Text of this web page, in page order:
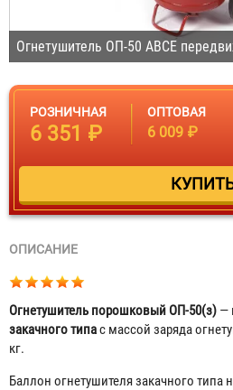
Огнетушитель ОП-50 ABCE
РОЗНИЧНАЯ
6 351 ₽
ОПТОВАЯ
6 009 ₽
ОПИСАНИЕ
Огнетушитель порошковый ОП-50(з) —
закачного типас массой заряда
кг.
Баллон огнетушителя закачного типа